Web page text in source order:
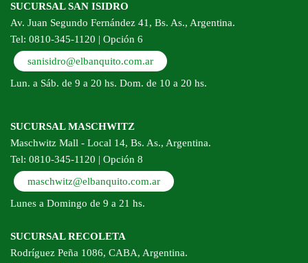
SUCURSAL SAN ISIDRO
Av. Juan Segundo Fernández 41, Bs. As., Argentina.
Tel: 0810-345-1120 | Opción 6
sanisidro@elbanquito.com.ar
Lun. a Sáb. de 9 a 20 hs. Dom. de 10 a 20 hs.
SUCURSAL MASCHWITZ
Maschwitz Mall - Local 14, Bs. As., Argentina.
Tel: 0810-345-1120 | Opción 8
maschwitz@elbanquito.com.ar
Lunes a Domingo de 9 a 21 hs.
SUCURSAL RECOLETA
Rodríguez Peña 1086, CABA, Argentina.